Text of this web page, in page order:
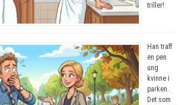
triller!
Han traff
en pen
ung
kvinne i
parken.
Det som